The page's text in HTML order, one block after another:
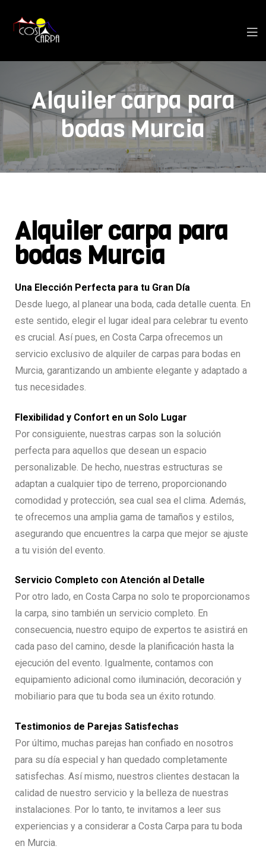
Alquiler carpa para
bodas Murcia
Alquiler carpa para
bodas Murcia
Una Elección Perfecta para tu Gran Día
Desde luego, al planear una boda, cada detalle cuenta. En
este sentido, elegir el lugar ideal para celebrar tu evento
es crucial. Así pues, en Costa Carpa ofrecemos un
servicio exclusivo de alquiler de carpas para bodas en
Murcia, garantizando un ambiente elegante y adaptado a
tus necesidades.
Flexibilidad y Confort en un Solo Lugar
Por consiguiente, nuestras carpas son la solución
perfecta para aquellos que desean un espacio
personalizable. De hecho, nuestras estructuras se
adaptan a cualquier tipo de terreno, proporcionando
comodidad y protección, sea cual sea el clima. Además,
te ofrecemos una amplia gama de tamaños y estilos,
asegurando que encuentres la carpa que mejor se ajuste
a tu visión del evento.
Servicio Completo con Atención al Detalle
Por otro lado, en Costa Carpa no solo te proporcionamos
la carpa, sino también un servicio completo. En
consecuencia, nuestro equipo de expertos te asistirá en
cada paso del camino, desde la planificación hasta la
ejecución del evento. Igualmente, contamos con
equipamiento adicional como iluminación, decoración y
mobiliario para que tu boda sea un éxito rotundo.
Testimonios de Parejas Satisfechas
Por último, muchas parejas han confiado en nosotros
para su día especial y han quedado completamente
satisfechas. Así mismo, nuestros clientes destacan la
calidad de nuestro servicio y la belleza de nuestras
instalaciones. Por lo tanto, te invitamos a leer sus
experiencias y a considerar a Costa Carpa para tu boda
en Murcia.